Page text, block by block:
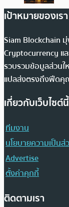
เป้าหมายของเรา
Siam Blockchain
Cryptocurrency แล
รวบรวมข้อมูลส่วนใ
แปลส่งตรงถึงฟีด
เกี่ยวกับเว็บไซต์นี้
ทีมงาน
นโยบายความเป็นส่
Advertise
ตั้งค่าคุกกี้
ติดตามเรา